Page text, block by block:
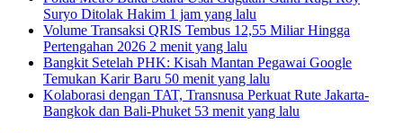
Suryo Ditolak Hakim 1 jam yang lalu
Volume Transaksi QRIS Tembus 12,55 Miliar Hingga
Pertengahan 2026 2 menit yang lalu
Bangkit Setelah PHK: Kisah Mantan Pegawai Google
Temukan Karir Baru 50 menit yang lalu
Kolaborasi dengan TAT, Transnusa Perkuat Rute Jakarta-
Bangkok dan Bali-Phuket 53 menit yang lalu